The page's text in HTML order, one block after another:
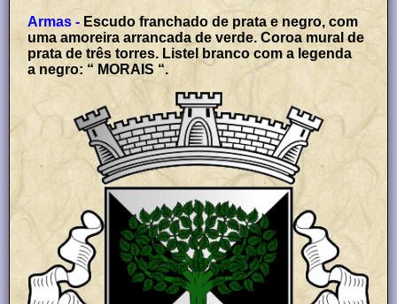
Armas - Escudo franchado de prata e negro, com
uma amoreira arrancada de verde. Coroa mural de
prata de três torres. Listel branco com a legenda
a negro: “ MORAIS “.